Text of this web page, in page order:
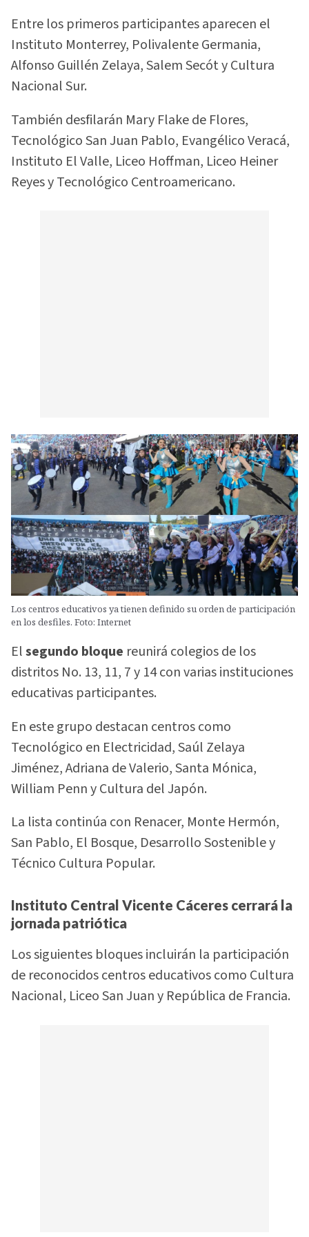
Entre los primeros participantes aparecen el
Instituto Monterrey, Polivalente Germania,
Alfonso Guillén Zelaya, Salem Secót y Cultura
Nacional Sur.
También desfilarán Mary Flake de Flores,
Tecnológico San Juan Pablo, Evangélico Veracá,
Instituto El Valle, Liceo Hoffman, Liceo Heiner
Reyes y Tecnológico Centroamericano.
Los centros educativos ya tienen definido su orden de participación
en los desfiles. Foto: Internet
Elsegundo bloque reunirá colegios de los
distritos No. 13, 11, 7 y 14 con varias instituciones
educativas participantes.
En este grupo destacan centros como
Tecnológico en Electricidad, Saúl Zelaya
Jiménez, Adriana de Valerio, Santa Mónica,
William Penn y Cultura del Japón.
La lista continúa con Renacer, Monte Hermón,
San Pablo, El Bosque, Desarrollo Sostenible y
Técnico Cultura Popular.
Instituto Central Vicente Cáceres cerrará la
jornada patriótica
Los siguientes bloques incluirán la participación
de reconocidos centros educativos como Cultura
Nacional, Liceo San Juan y República de Francia.